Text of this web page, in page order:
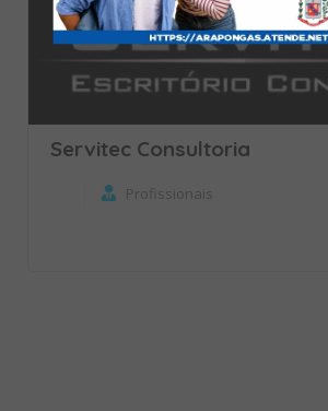
Servitec Consultoria
Profissionais